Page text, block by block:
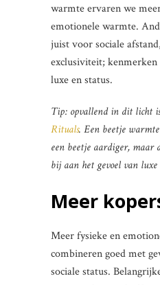
warmte ervaren we
emotionele warmte.
juist voor sociale
exclusiviteit; kenmerken
luxe en status.
Tip: opvallend in dit licht
Rituals. Een beetje
een beetje aardiger, maar
bij aan het gevoel van luxe
Meer
Meer fysieke en
combineren goed met
sociale status.